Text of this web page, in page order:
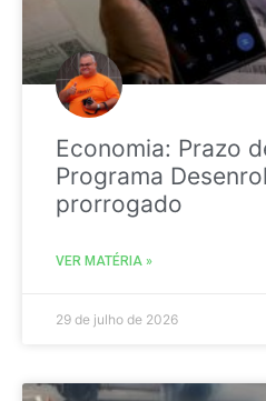
Economia: Prazo
Programa
prorrogado
VER MATÉRIA »
29 de julho de 2026